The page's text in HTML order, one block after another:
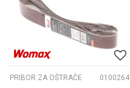
PRIBOR ZA OŠTRAČE 0100264